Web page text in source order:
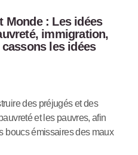
Monde : Les idées
immigration,
les idées
des préjugés et des
et les pauvres, afin
boucs émissaires des maux